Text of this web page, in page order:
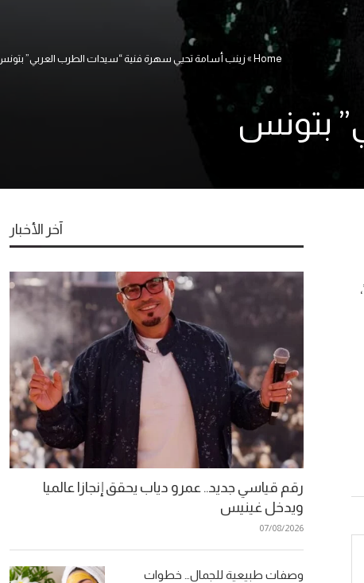
Home
»زينب أسامة تحيي سهرة فنية “سيدات الطرب العربي”
بتونس
آخر الأخبار
رقم قياسي جديد.. عمرو دياب يحقق إنجازا عالميا
ويدخل غينيس
07/08/2026
وصفات طبيعية للجمال… خطوات